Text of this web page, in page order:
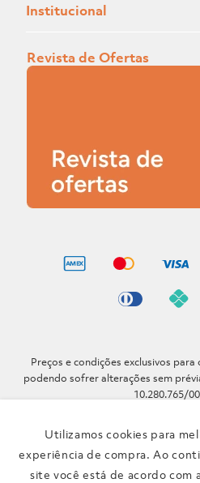
Utilizamos cookies para
experiência de compra. Ao
site você está de acordo com
Institucional
Revista de Ofertas
Preços e condições exclusivos para
podendo sofrer alterações sem
10.280.765/
91.110-
Telefone: (51)